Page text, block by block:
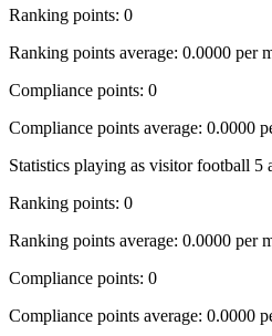
Ranking points: 0
Ranking points average: 0.0000 per
Compliance points: 0
Compliance points average: 0.0000
Statistics playing as visitor football 5
Ranking points: 0
Ranking points average: 0.0000 per
Compliance points: 0
Compliance points average: 0.0000